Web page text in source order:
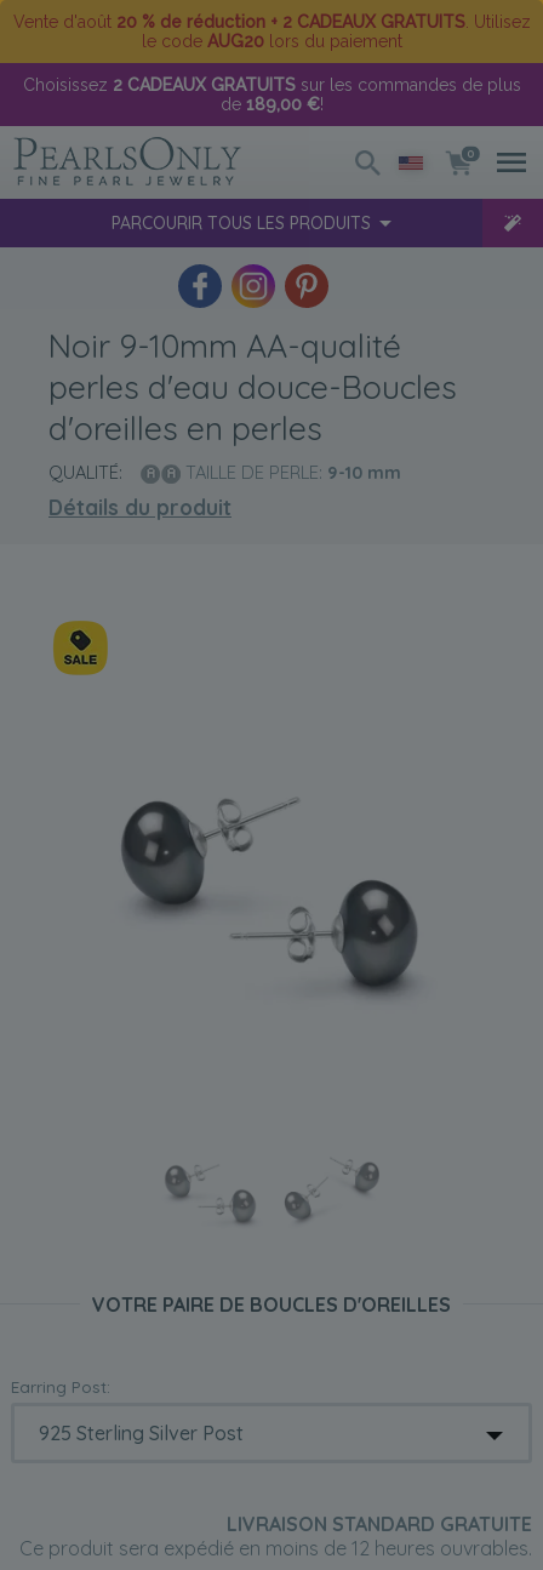
Vente d'août 20 % de réduction + 2 CADEAUX GRATUITS. Utilisez
le code AUG20lors du paiement
Choisissez 2 CADEAUX GRATUITSsur les commandes de plus
de 189,00 €!
0
PARCOURIR TOUS LES PRODUITS
Noir 9-10mm AA-qualité
perles d'eau douce-Boucles
d'oreilles en perles
QUALITÉ: TAILLE DE PERLE: 9-10 mm
Détails du produit
VOTRE PAIRE DE BOUCLES D'OREILLES
Earring Post:
LIVRAISON STANDARD GRATUITE
Ce produit sera expédié en moins de 12 heures ouvrables.